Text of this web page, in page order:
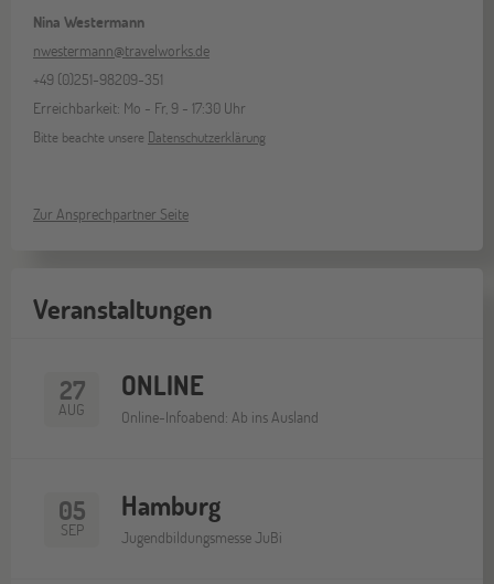
Nina Westermann
nwestermann@travelworks.de
+49 (0)251-98209-351
Erreichbarkeit: Mo - Fr, 9 - 17:30 Uhr
Bitte beachte unsere Datenschutzerklärung
Zur Ansprechpartner Seite
Veranstaltungen
27
AUG
ONLINE
Online-Infoabend: Ab ins Ausland
05
SEP
Hamburg
Jugendbildungsmesse JuBi